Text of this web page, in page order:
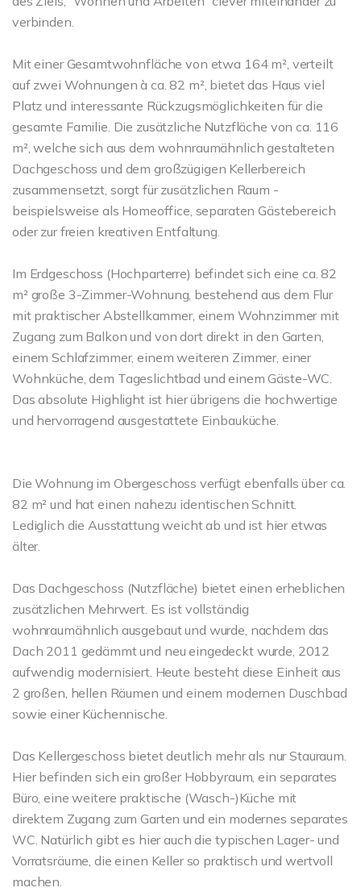
verbinden.
Mit einer Gesamtwohnfläche von etwa 164 m², verteilt
auf zwei Wohnungen à ca. 82 m², bietet das Haus viel
Platz und interessante Rückzugsmöglichkeiten für die
gesamte Familie. Die zusätzliche Nutzfläche von ca. 116
m², welche sich aus dem wohnraumähnlich gestalteten
Dachgeschoss und dem großzügigen Kellerbereich
zusammensetzt, sorgt für zusätzlichen Raum -
beispielsweise als Homeoffice, separaten Gästebereich
oder zur freien kreativen Entfaltung.
Im Erdgeschoss (Hochparterre) befindet sich eine ca. 82
m² große 3-Zimmer-Wohnung, bestehend aus dem Flur
mit praktischer Abstellkammer, einem Wohnzimmer mit
Zugang zum Balkon und von dort direkt in den Garten,
einem Schlafzimmer, einem weiteren Zimmer, einer
Wohnküche, dem Tageslichtbad und einem Gäste-WC.
Das absolute Highlight ist hier übrigens die hochwertige
und hervorragend ausgestattete Einbauküche.
Die Wohnung im Obergeschoss verfügt ebenfalls über ca.
82 m² und hat einen nahezu identischen Schnitt.
Lediglich die Ausstattung weicht ab und ist hier etwas
älter.
Das Dachgeschoss (Nutzfläche) bietet einen erheblichen
zusätzlichen Mehrwert. Es ist vollständig
wohnraumähnlich ausgebaut und wurde, nachdem das
Dach 2011 gedämmt und neu eingedeckt wurde, 2012
aufwendig modernisiert. Heute besteht diese Einheit aus
2 großen, hellen Räumen und einem modernen Duschbad
sowie einer Küchennische.
Das Kellergeschoss bietet deutlich mehr als nur Stauraum.
Hier befinden sich ein großer Hobbyraum, ein separates
Büro, eine weitere praktische (Wasch-)Küche mit
direktem Zugang zum Garten und ein modernes separates
WC. Natürlich gibt es hier auch die typischen Lager- und
Vorratsräume, die einen Keller so praktisch und wertvoll
machen.